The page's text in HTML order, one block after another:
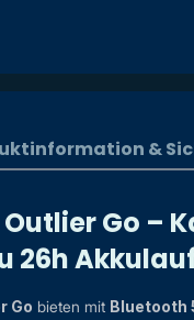
&
Go –
26h
Go bieten mit Bluetooth